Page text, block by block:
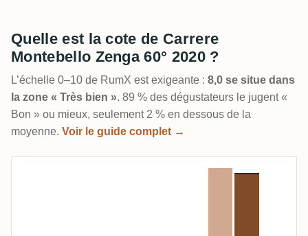
Quelle est la cote de Carrere
Montebello Zenga 60° 2020 ?
L’échelle 0–10 de RumX est exigeante : 8,0 se situe dans
la zone « Très bien ». 89 % des dégustateurs le jugent «
Bon » ou mieux, seulement 2 % en dessous de la
moyenne. Voir le guide complet →